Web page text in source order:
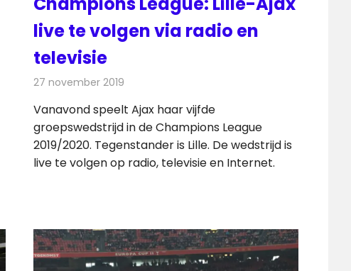
live te volgen via radio en
televisie
27 november 2019
Vanavond speelt Ajax haar vijfde
groepswedstrijd in de Champions League
2019/2020. Tegenstander is Lille. De wedstrijd is
live te volgen op radio, televisie en Internet.